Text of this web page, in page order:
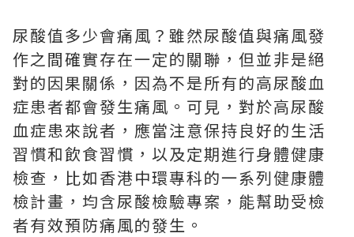
尿酸值多少會痛風？雖然尿酸值與痛風發
作之間確實存在一定的關聯，但並非是絕
對的因果關係，因為不是所有的高尿酸血
症患者都會發生痛風。可見，對於高尿酸
血症患來說者，應當注意保持良好的生活
習慣和飲食習慣，以及定期進行身體健康
檢查，比如香港中環專科的一系列健康體
檢計畫，均含尿酸檢驗專案，能幫助受檢
者有效預防痛風的發生。